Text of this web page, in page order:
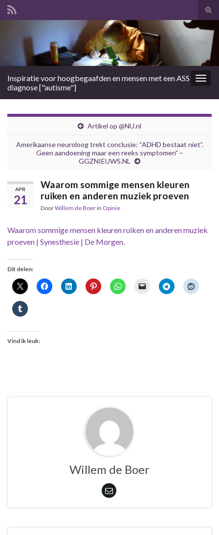
Search for:
Inspiratie voor hoogbegaafden en mensen met een ASS
diagnose ["autisme"]
Artikel op @NU.nl
Amerikaanse neuroloog trekt conclusie: “ADHD bestaat niet”.
Geen aandoening maar een reeks symptomen” –
GGZNIEUWS.NL
APR
21
Waarom sommige mensen kleuren
ruiken en anderen muziek proeven
DoorWillem de Boerin Opinie
Waarom sommige mensen kleuren ruiken en anderen muziek
proeven | Synesthesie | De Morgen.
Dit delen:
Vind ik leuk:
Willem de Boer